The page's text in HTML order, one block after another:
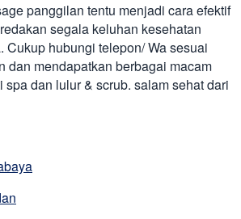
panggilan tentu menjadi cara efektif
segala keluhan kesehatan
Cukup hubungi telepon/ Wa sesuai
dan mendapatkan berbagai macam
dan lulur & scrub. salam sehat dari